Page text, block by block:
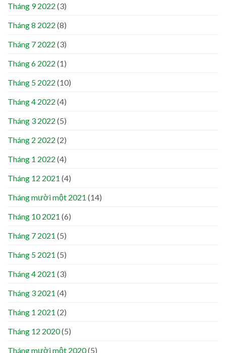
Tháng 9 2022 (3)
Tháng 8 2022 (8)
Tháng 7 2022 (3)
Tháng 6 2022 (1)
Tháng 5 2022 (10)
Tháng 4 2022 (4)
Tháng 3 2022 (5)
Tháng 2 2022 (2)
Tháng 1 2022 (4)
Tháng 12 2021 (4)
Tháng mười một 2021 (14)
Tháng 10 2021 (6)
Tháng 7 2021 (5)
Tháng 5 2021 (5)
Tháng 4 2021 (3)
Tháng 3 2021 (4)
Tháng 1 2021 (2)
Tháng 12 2020(5)
Tháng mười một 2020(5)